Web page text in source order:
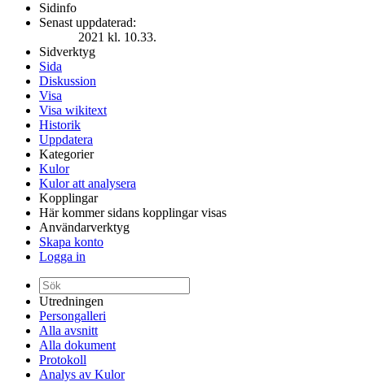
Sidinfo
Senast uppdaterad:
2021 kl. 10.33.
Sidverktyg
Sida
Diskussion
Visa
Visa wikitext
Historik
Uppdatera
Kategorier
Kulor
Kulor att analysera
Kopplingar
Här kommer sidans kopplingar visas
Användarverktyg
Skapa konto
Logga in
Utredningen
Persongalleri
Alla avsnitt
Alla dokument
Protokoll
Analys av Kulor